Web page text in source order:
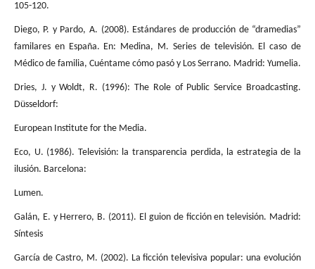
105-120.
Diego, P. y Pardo, A. (2008). Estándares de producción de “dramedias”
familares en España. En: Medina, M. Series de televisión. El caso de
Médico de familia, Cuéntame cómo pasó y Los Serrano. Madrid: Yumelia.
Dries, J. y Woldt, R. (1996): The Role of Public Service Broadcasting.
Düsseldorf:
European Institute for the Media.
Eco, U. (1986). Televisión: la transparencia perdida, la estrategia de la
ilusión. Barcelona:
Lumen.
Galán, E. y Herrero, B. (2011). El guion de ficción en televisión. Madrid:
Síntesis
García de Castro, M. (2002). La ficción televisiva popular: una evolución